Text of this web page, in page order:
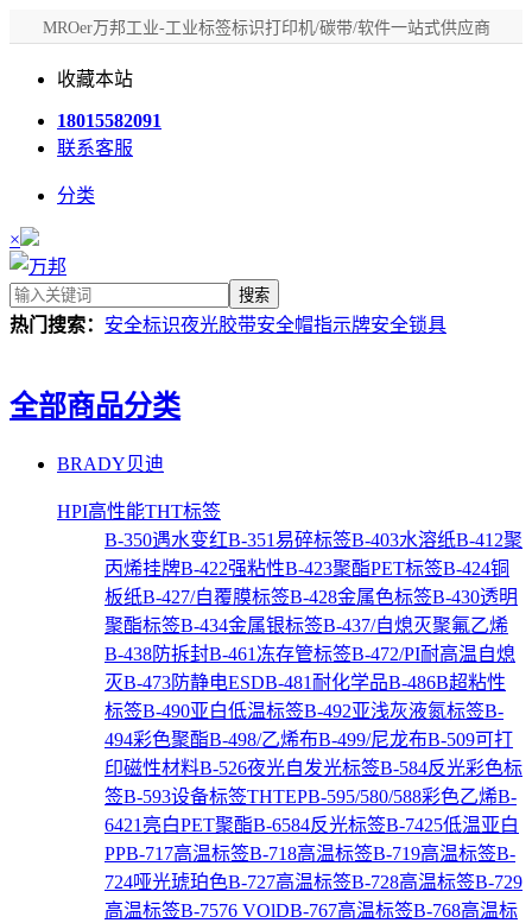
MROer万邦工业-工业标签标识打印机/碳带/软件一站式供应商
收藏本站
18015582091
联系客服
分类
×
搜索
热门搜索： 安全标识夜光胶带安全帽指示牌安全锁具
全部商品分类
BRADY贝迪
HPI高性能THT标签
B-350遇水变红B-351易碎标签B-403水溶纸B-412聚
丙烯挂牌B-422强粘性B-423聚酯PET标签B-424铜
板纸B-427/自覆膜标签B-428金属色标签B-430透明
聚酯标签B-434金属银标签B-437/自熄灭聚氟乙烯
B-438防拆封B-461冻存管标签B-472/PI耐高温自熄
灭B-473防静电ESDB-481耐化学品B-486B超粘性
标签B-490亚白低温标签B-492亚浅灰液氮标签B-
494彩色聚酯B-498/乙烯布B-499/尼龙布B-509可打
印磁性材料B-526夜光自发光标签B-584反光彩色标
签B-593设备标签THTEPB-595/580/588彩色乙烯B-
6421亮白PET聚酯B-6584反光标签B-7425低温亚白
PPB-717高温标签B-718高温标签B-719高温标签B-
724哑光琥珀色B-727高温标签B-728高温标签B-729
高温标签B-7576 VOlDB-767高温标签B-768高温标